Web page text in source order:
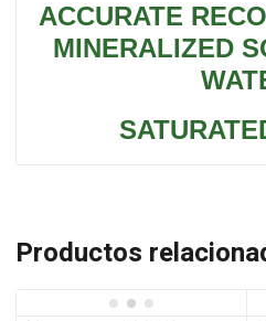
ACCURATE
MINERALIZED
Productos